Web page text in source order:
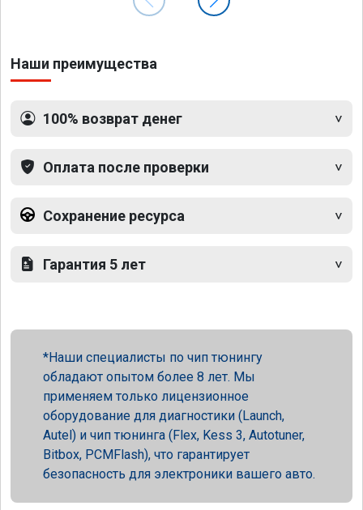
Наши преимущества
100% возврат денег
Оплата после проверки
Сохранение ресурса
Гарантия 5 лет
Наши специалисты по чип тюнингу
обладают опытом более 8 лет. Мы
применяем только лицензионное
оборудование для диагностики (Launch,
Autel) и чип тюнинга (Flex, Kess 3, Autotuner,
Bitbox, PCMFlash), что гарантирует
безопасность для электроники вашего авто.